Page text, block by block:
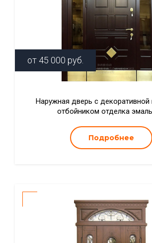
от 45 000 руб.
Наружная дверь с декоративной
отбойником отделка
Подробнее